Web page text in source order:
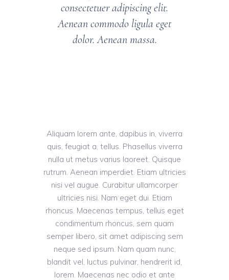
consectetuer adipiscing elit.
Aenean commodo ligula eget
dolor. Aenean massa.
Aliquam lorem ante, dapibus in, viverra
quis, feugiat a, tellus. Phasellus viverra
nulla ut metus varius laoreet. Quisque
rutrum. Aenean imperdiet. Etiam ultricies
nisi vel augue. Curabitur ullamcorper
ultricies nisi. Nam eget dui. Etiam
rhoncus. Maecenas tempus, tellus eget
condimentum rhoncus, sem quam
semper libero, sit amet adipiscing sem
neque sed ipsum. Nam quam nunc,
blandit vel, luctus pulvinar, hendrerit id,
lorem. Maecenas nec odio et ante